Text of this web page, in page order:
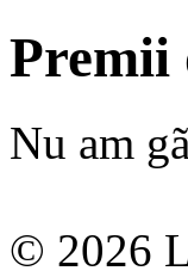
Premii
Nu am
© 2026